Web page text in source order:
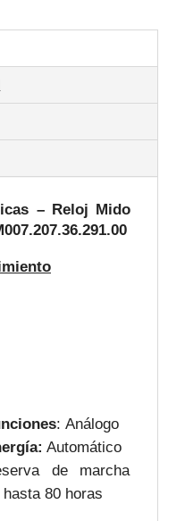
– Reloj Mido
: Análogo
Automático
de marcha
hasta 80 horas